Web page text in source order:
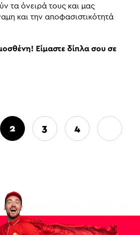
τα όνειρά τους και μας
και την αποφασιστικότητά
Είμαστε δίπλα σου σε
2 3 4